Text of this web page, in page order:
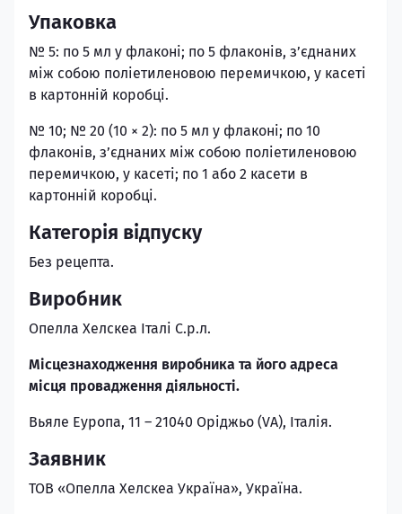
Упаковка
№ 5: по 5 мл у флаконі; по 5 флаконів, з’єднаних
між собою поліетиленовою перемичкою, у касеті
в картонній коробці.
№ 10; № 20 (10 × 2): по 5 мл у флаконі; по 10
флаконів, з’єднаних між собою поліетиленовою
перемичкою, у касеті; по 1 або 2 касети в
картонній коробці.
Категорія відпуску
Без рецепта.
Виробник
Опелла Хелскеа Італі С.р.л.
Місцезнаходження виробника та його адреса
місця провадження діяльності.
Вьяле Еуропа, 11 – 21040 Оріджьо (VA), Італія.
Заявник
ТОВ «Опелла Хелскеа Україна», Україна.